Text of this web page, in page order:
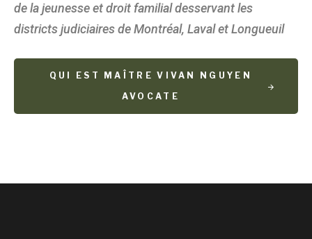
de la jeunesse et droit familial desservant les
districts judiciaires de Montréal, Laval et Longueuil
QUI EST MAÎTRE VIVAN NGUYEN
AVOCATE